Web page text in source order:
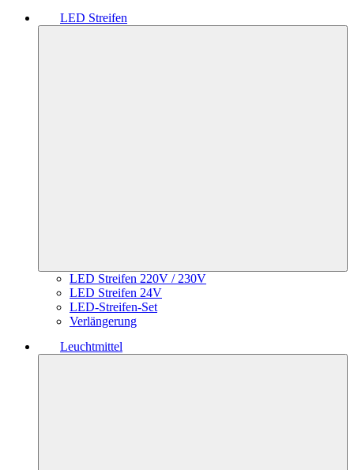
LED Streifen
LED Streifen 220V / 230V
LED Streifen 24V
LED-Streifen-Set
Verlängerung
Leuchtmittel